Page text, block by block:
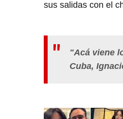
sus salidas con el
"Acá viene
Cuba,